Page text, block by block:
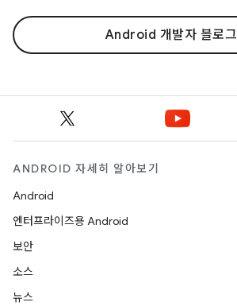
Android 개발자 블로그
ANDROID 자세히 알아보기
Android
엔터프라이즈용 Android
보안
소스
뉴스